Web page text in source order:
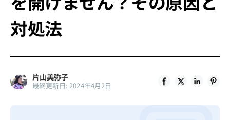
BuhoRepair
BuhoLaunchpad
ストア
その他
対処法
片山美弥子
最終更新日: 2024年4月2日